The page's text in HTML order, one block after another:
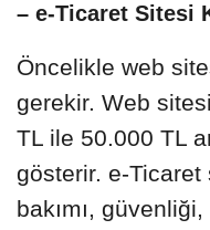
– e-Ticaret Sitesi
Öncelikle web
gerekir. Web
TL ile 50.000 TL
gösterir. e-Ticaret
bakımı,